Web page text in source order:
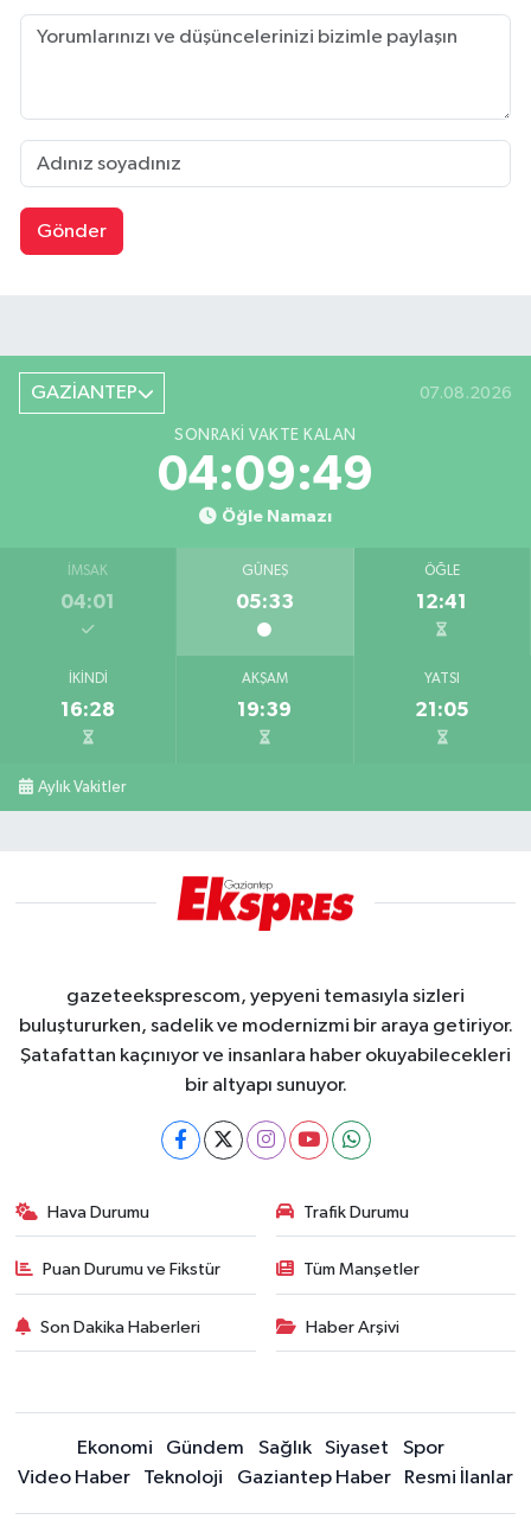
Gönder
GAZİANTEP 07.08.2026
SONRAKI VAKTE KALAN
04:09:48
Öğle Namazı
İMSAK
04:01
GÜNEŞ
05:33
ÖĞLE
12:41
İKINDI
16:28
AKŞAM
19:39
YATSI
21:05
Aylık Vakitler
gazeteeksprescom, yepyeni temasıyla sizleri
buluştururken, sadelik ve modernizmi bir araya getiriyor.
Şatafattan kaçınıyor ve insanlara haber okuyabilecekleri
bir altyapı sunuyor.
Hava Durumu Trafik Durumu
Puan Durumu ve Fikstür Tüm Manşetler
Son Dakika Haberleri Haber Arşivi
Ekonomi Gündem Sağlık Siyaset
Spor
Video Haber
Teknoloji Gaziantep Haber Resmi İlanlar